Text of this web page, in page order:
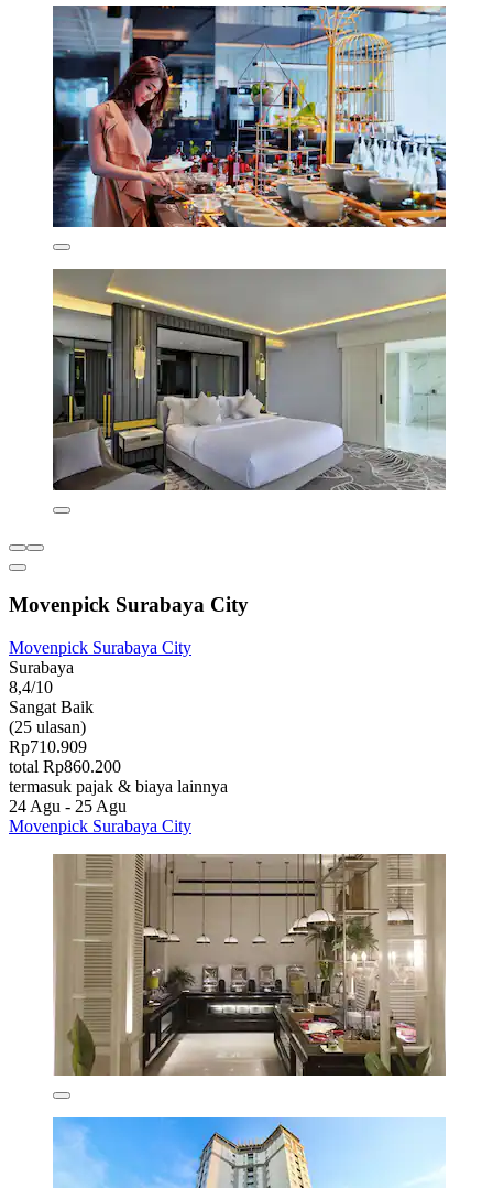
Movenpick Surabaya City
Movenpick Surabaya City
Surabaya
8,4/10
Sangat Baik
(25 ulasan)
Rp710.909
total Rp860.200
termasuk pajak & biaya lainnya
24 Agu - 25 Agu
Movenpick Surabaya City